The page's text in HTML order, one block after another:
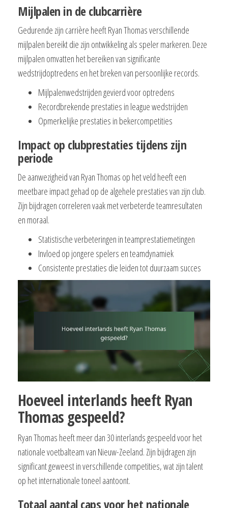
Mijlpalen in de clubcarrière
Gedurende zijn carrière heeft Ryan Thomas verschillende
mijlpalen bereikt die zijn ontwikkeling als speler markeren. Deze
mijlpalen omvatten het bereiken van significante
wedstrijdoptredens en het breken van persoonlijke records.
Mijlpalenwedstrijden gevierd voor optredens
Recordbrekende prestaties in league wedstrijden
Opmerkelijke prestaties in bekercompetities
Impact op clubprestaties tijdens zijn
periode
De aanwezigheid van Ryan Thomas op het veld heeft een
meetbare impact gehad op de algehele prestaties van zijn club.
Zijn bijdragen correleren vaak met verbeterde teamresultaten
en moraal.
Statistische verbeteringen in teamprestatiemetingen
Invloed op jongere spelers en teamdynamiek
Consistente prestaties die leiden tot duurzaam succes
Hoeveel interlands heeft Ryan
Thomas gespeeld?
Ryan Thomas heeft meer dan 30 interlands gespeeld voor het
nationale voetbalteam van Nieuw-Zeeland. Zijn bijdragen zijn
significant geweest in verschillende competities, wat zijn talent
op het internationale toneel aantoont.
Totaal aantal caps voor het nationale